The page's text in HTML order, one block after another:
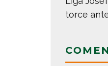
torce